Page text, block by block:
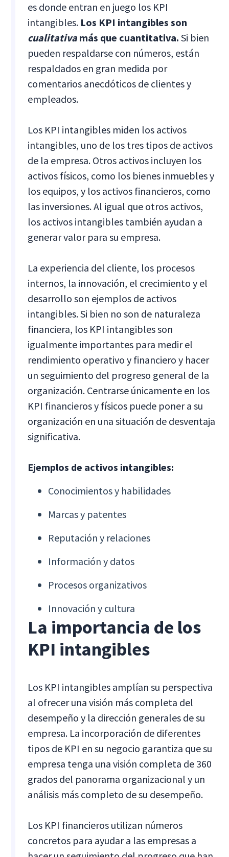
es donde entran en juego los KPI
intangibles. Los KPI intangibles son
cualitativa más que cuantitativa.Si bien
pueden respaldarse con números, están
respaldados en gran medida por
comentarios anecdóticos de clientes y
empleados.
Los KPI intangibles miden los activos
intangibles, uno de los tres tipos de activos
de la empresa. Otros activos incluyen los
activos físicos, como los bienes inmuebles y
los equipos, y los activos financieros, como
las inversiones. Al igual que otros activos,
los activos intangibles también ayudan a
generar valor para su empresa.
La experiencia del cliente, los procesos
internos, la innovación, el crecimiento y el
desarrollo son ejemplos de activos
intangibles. Si bien no son de naturaleza
financiera, los KPI intangibles son
igualmente importantes para medir el
rendimiento operativo y financiero y hacer
un seguimiento del progreso general de la
organización. Centrarse únicamente en los
KPI financieros y físicos puede poner a su
organización en una situación de desventaja
significativa.
Ejemplos de activos intangibles:
Conocimientos y habilidades
Marcas y patentes
Reputación y relaciones
Información y datos
Procesos organizativos
Innovación y cultura
La importancia de los
KPI intangibles
Los KPI intangibles amplían su perspectiva
al ofrecer una visión más completa del
desempeño y la dirección generales de su
empresa. La incorporación de diferentes
tipos de KPI en su negocio garantiza que su
empresa tenga una visión completa de 360
grados del panorama organizacional y un
análisis más completo de su desempeño.
Los KPI financieros utilizan números
concretos para ayudar a las empresas a